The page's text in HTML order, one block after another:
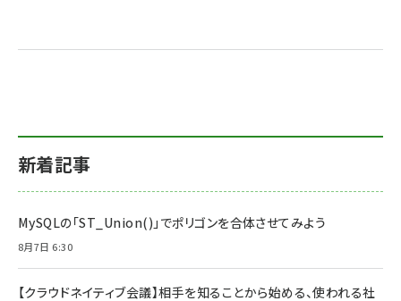
新着記事
MySQLの「ST_Union()」でポリゴンを合体させてみよう
8月7日 6:30
【クラウドネイティブ会議】相手を知ることから始める、使われる社